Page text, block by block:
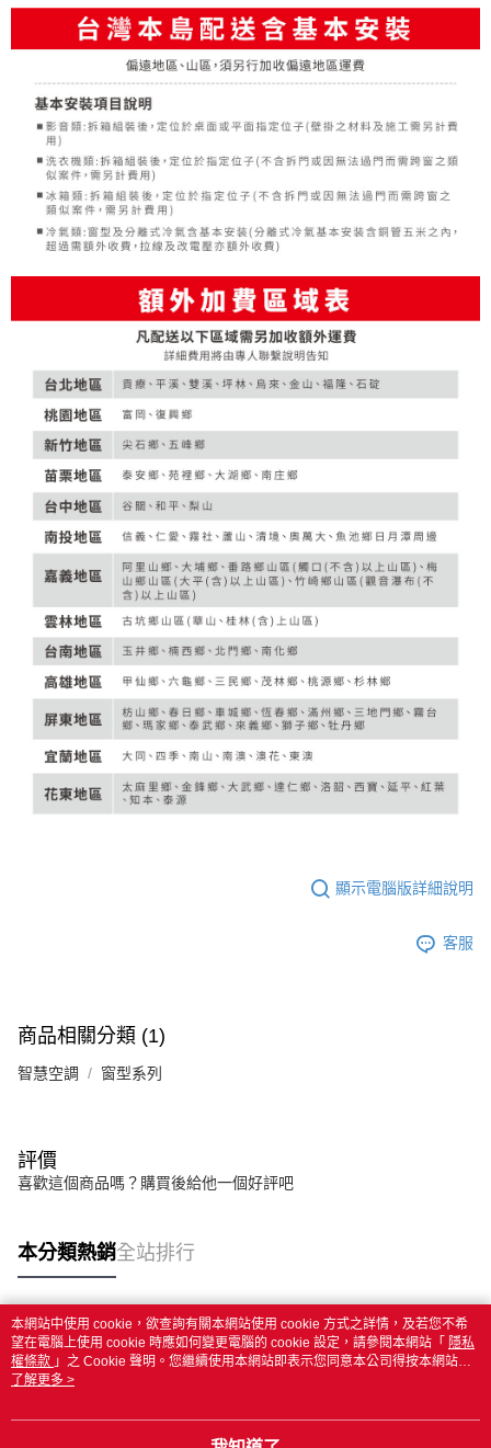
顯示電腦版詳細說明
客服
商品相關分類 (1)
智慧空調 窗型系列
評價
喜歡這個商品嗎？購買後給他一個好評吧
本分類熱銷全站排行
熱門標籤
本網站中使用 cookie，欲查詢有關本網站使用 cookie 方式之詳情，及若您不希
望在電腦上使用 cookie 時應如何變更電腦的 cookie 設定，請參閱本網站「 隱私
權條款 」之 Cookie 聲明。您繼續使用本網站即表示您同意本公司得按本網站使
用條款之 Cookie 聲明使用 cookie。
了解更多 >